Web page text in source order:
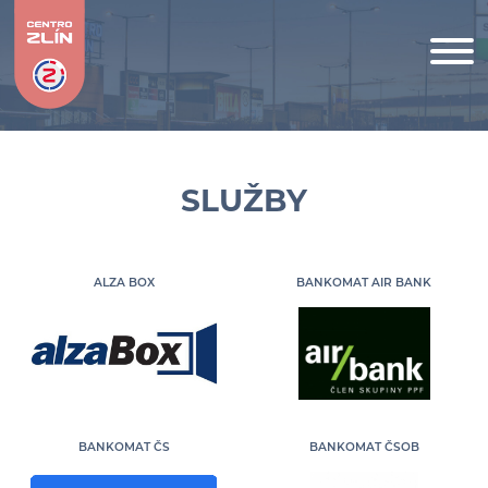
SLUŽBY
ALZA BOX BANKOMAT AIR BANK
BANKOMAT ČS BANKOMAT ČSOB